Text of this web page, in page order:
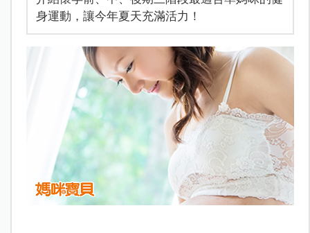
身運動，讓今年夏天充滿活力！